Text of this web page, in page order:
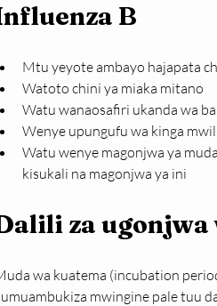
B
Mtu yeyote ambayo hajapata
Watoto chini ya miaka mitano
Watu wanaosafiri ukanda wa
Wenye upungufu wa kinga
Watu wenye magonjwa ya
kisukali na magonjwa ya ini
za ugonjwa
wa kuatema (incubation
mwingine pale tuu